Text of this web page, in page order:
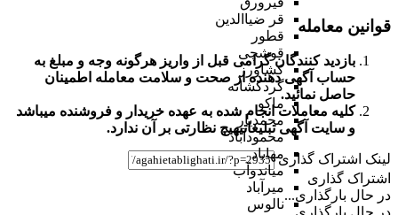
قر ضیاالدین
قطور
قوشچی
کشاورز
گردکشانه
ماکو
محمدیار
محمودآباد
مهاباد
میاندوآب
میرآباد
نالوس
قوانین معامله
بازدید کنندگان گرامی قبل از واریز هرگونه وجه و مبلغ به
حساب آگهی دهنده از صحت و سلامت معامله اطمینان
حاصل نمائید.
کلیه معاملات انجام شده به عهده خریدار و فروشنده میباشد
و سایت آگهی تبلیغاتیهیچ نظارتی بر آن ندارد.
لینک اشتراک گذاری
اشتراک گذاری
در حال بارگذاری...